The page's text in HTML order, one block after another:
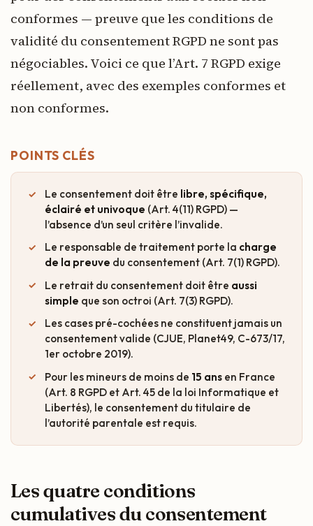
conformes — preuve que les conditions de
validité du consentement RGPD ne sont pas
négociables. Voici ce que l’Art. 7 RGPD exige
réellement, avec des exemples conformes et
non conformes.
POINTS CLÉS
Le consentement doit être libre, spécifique,
éclairé et univoque (Art. 4(11) RGPD) —
l’absence d’un seul critère l’invalide.
Le responsable de traitement porte la charge
de la preuve du consentement (Art. 7(1) RGPD).
Le retrait du consentement doit être aussi
simple que son octroi (Art. 7(3) RGPD).
Les cases pré-cochées ne constituent jamais un
consentement valide (CJUE, Planet49, C-673/17,
1er octobre 2019).
Pour les mineurs de moins de 15 ans en France
(Art. 8 RGPD et Art. 45 de la loi Informatique et
Libertés), le consentement du titulaire de
l’autorité parentale est requis.
Les quatre conditions
cumulatives du consentement